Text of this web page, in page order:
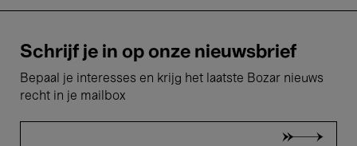
Schrijf je in op onze nieuwsbrief
Bepaal je interesses en krijg het laatste Bozar nieuws
recht in je mailbox